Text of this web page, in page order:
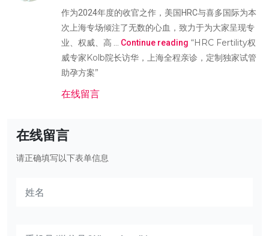
作为2024年度的收官之作，美国HRC与喜多国际为本
次上海专场倾注了无数的心血，致力于为大家呈现专
业、权威、高 … Continue reading “HRC Fertility权
威专家Kolb院长访华，上海全程亲诊，定制独家试管
助孕方案”
在线留言
在线留言
请正确填写以下表单信息